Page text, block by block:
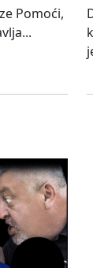
Pomoći,